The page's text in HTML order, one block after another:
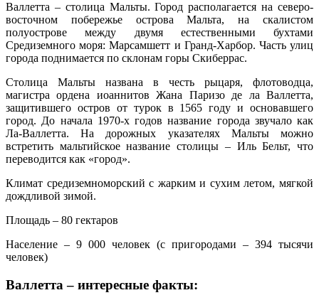
Валлетта – столица Мальты. Город располагается на северо-
восточном побережье острова Мальта, на скалистом
полуострове между двумя естественными бухтами
Средиземного моря: Марсамшетт и Гранд-Харбор. Часть улиц
города поднимается по склонам горы Скиберрас.
Столица Мальты названа в честь рыцаря, флотоводца,
магистра ордена иоаннитов Жана Паризо де ла Валлетта,
защитившего остров от турок в 1565 году и основавшего
город. До начала 1970-х годов название города звучало как
Ла-Валлетта. На дорожных указателях Мальты можно
встретить мальтийское название столицы – Иль Бельт, что
переводится как «город».
Климат средиземноморский с жарким и сухим летом, мягкой
дождливой зимой.
Площадь – 80 гектаров
Население – 9 000 человек (с пригородами – 394 тысячи
человек)
Валлетта – интересные факты: